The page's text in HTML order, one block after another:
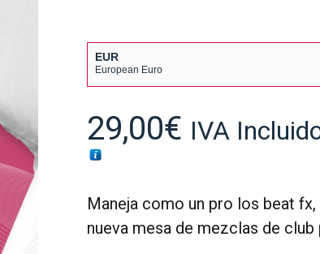
EUR
European Euro
USA dollar
29,00€ IVA
Maneja como un pro los beat
nueva mesa de mezclas de